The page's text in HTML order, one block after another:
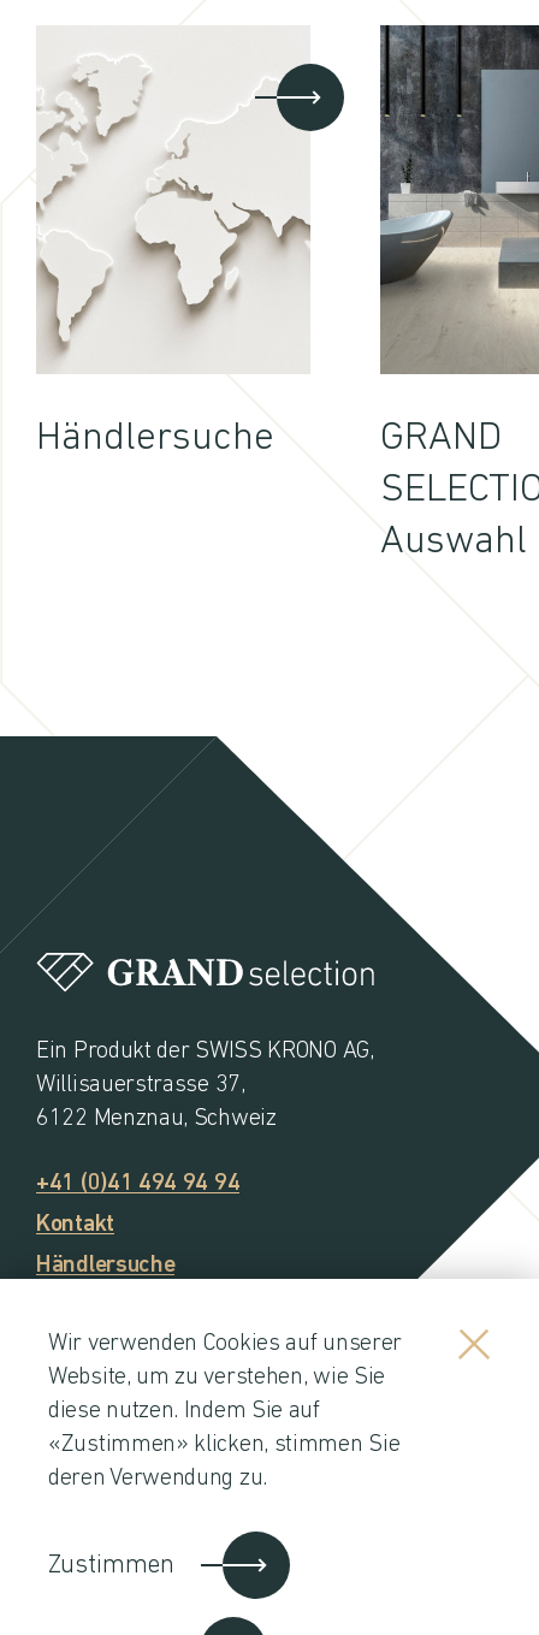
Händlersuche
GRAND
Auswahl
Ein Produkt der SWISS KRONO AG,
Willisauerstrasse 37,
6122 Menznau, Schweiz
+41 (0)41 494 94 94
Kontakt
Händlersuche
Wir verwenden Cookies auf unserer
Website, um zu verstehen, wie Sie
diese nutzen. Indem Sie auf
«Zustimmen» klicken, stimmen Sie
deren Verwendung zu.
Zustimmen